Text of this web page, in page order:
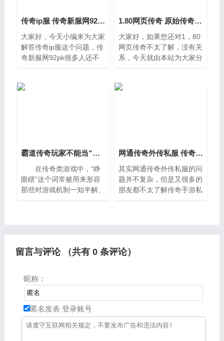
传奇ip服 传奇新服网92pk
大家好，今天小编来为大家
解答传奇ip服这个问题，传
奇新服网92pk很多人还不
界》私服还有出路吗现在的
1.80网页传奇 原始传奇官网
大家好，如果您还对1，80
网页传奇不太了解，没有关
系，今天就由本站为大家分
会给大家分析到，还望可以
霸道传奇玩家不能当“睁眼瞎”：看清局势，才能掌控战场
在传奇类游戏中，“睁
眼瞎”这个词常被用来形容
那些对游戏机制一知半解、
网通传奇外传私服 传奇手游私sf平台
其实网通传奇外传私服的问
题并不复杂，但是又很多的
朋友都不太了解传奇手游私
留言与评论 （共有 0条评论）
昵称：
匿名发表 登录账号